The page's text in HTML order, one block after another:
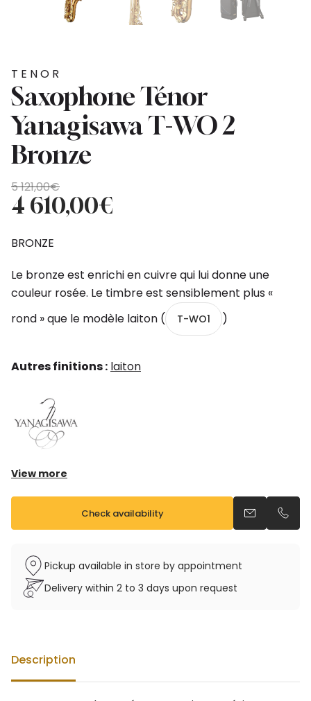
TENOR
Saxophone Ténor
Yanagisawa T-WO 2
Bronze
5 121,00€
Original
price
was:
5
4 610,00€
Current
price
is:
4
BRONZE
Le bronze est enrichi en cuivre qui lui donne une
couleur rosée. Le timbre est sensiblement plus «
rond » que le modèle laiton (
T-WO1 )
Autres finitions : laiton
Pavillon : bronze
Clés : laiton
Finition : verni
View more
Check availability Send anCall
Pickup available in store by appointment
Delivery within 2 to 3 days upon request
Description